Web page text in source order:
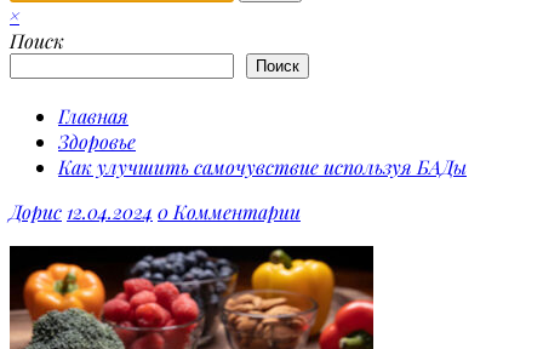
×
Поиск
Поиск
Главная
Здоровье
Как улучшить самочувствие используя БАДы
Дорис 12.04.2024 0 Комментарии